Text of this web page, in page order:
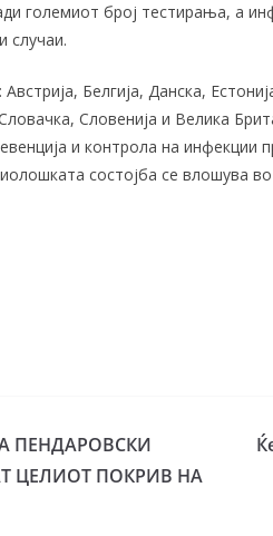
големиот број тестирања, а
случаи.
Белгија, Данска,
Словенија и Велика
и контрола на инфекции
состојба се влошува
ПЕНДАРОВСКИ
ЦЕЛИОТ ПОКРИВ НА